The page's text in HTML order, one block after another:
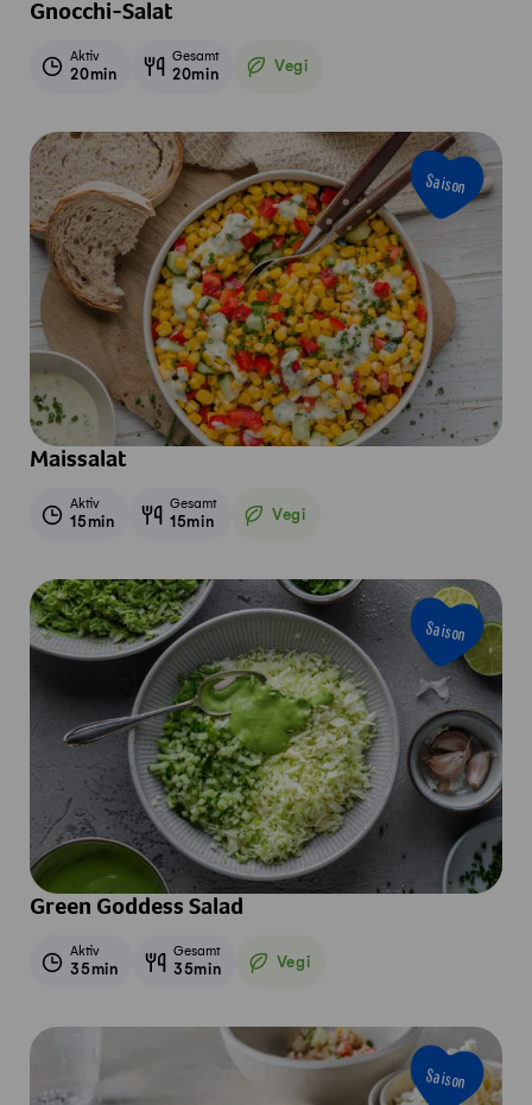
Gnocchi-Salat
Aktiv
20min
Gesamt
20min Vegi
Vegetarisch
Saison
Maissalat
Aktiv
15min
Gesamt
15min Vegi
Vegetarisch
Saison
Green Goddess Salad
Aktiv
35min
Gesamt
35min Vegi
Vegetarisch
Saison